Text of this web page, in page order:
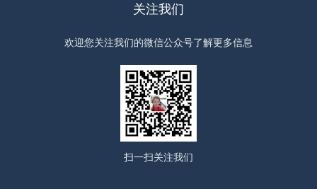
关注我们
欢迎您关注我们的微信公众号了解更多信息
扫一扫关注我们